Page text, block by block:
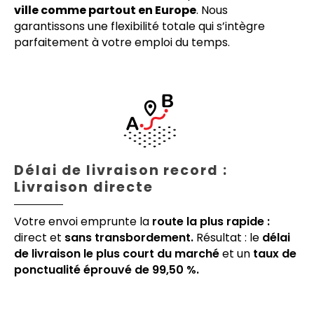
ville comme partout en Europe. Nous
garantissons une flexibilité totale qui s’intègre
parfaitement à votre emploi du temps.
Délai de livraison record :
Livraison directe
Votre envoi emprunte la route la plus rapide :
direct et sans transbordement. Résultat : le délai
de livraison le plus court du marchéet un taux de
ponctualité éprouvé de 99,50 %.